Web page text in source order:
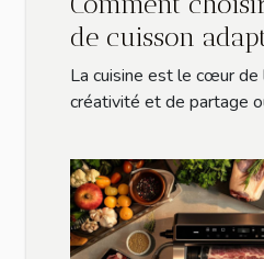
de cuisson
besoins ?
La cuisine est le cœur de
créativité et de partage